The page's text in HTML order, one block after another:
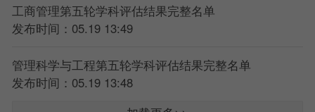
工商管理第五轮学科评估结果完整名单
发布时间：05.19 13:49
管理科学与工程第五轮学科评估结果完整名单
发布时间：05.19 13:48